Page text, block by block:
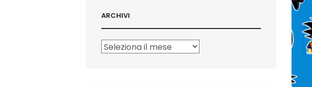
ARCHIVI
Archivi